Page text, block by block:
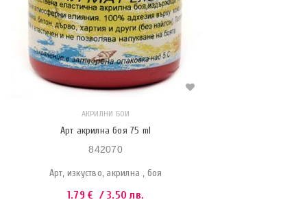
АКРИЛНИ БОИ
Арт акрилна боя 75 ml
842070
Арт, изкуство, акрилна , боя
1.79€ / 3.50 лв.